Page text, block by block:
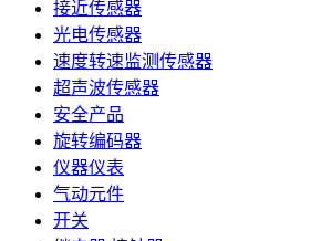
接近传感器
光电传感器
速度转速监测传感器
超声波传感器
安全产品
旋转编码器
仪器仪表
气动元件
开关